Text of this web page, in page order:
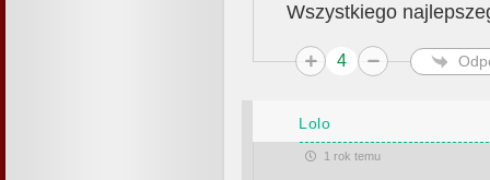
Wszystkiego
4
Lolo
1 rok temu